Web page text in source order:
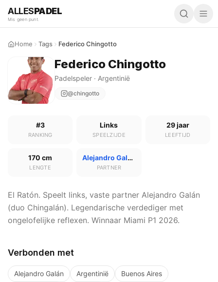
ALLESPADEL
Mis geen punt.
Home Tags Federico Chingotto
Federico Chingotto
Padelspeler · Argentinië
@chingotto
#3
RANKING
Links
SPEELZIJDE
29 jaar
LEEFTIJD
170 cm
LENGTE
Alejandro Galan
PARTNER
El Ratón. Speelt links, vaste partner Alejandro Galán
(duo Chingalán). Legendarische verdediger met
ongelofelijke reflexen. Winnaar Miami P1 2026.
Verbonden met
Alejandro Galán Argentinië
Buenos Aires